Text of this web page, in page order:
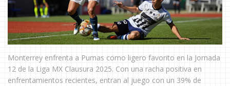
Monterrey enfrenta a Pumas como ligero favorito en la Jornada
12 de la Liga MX Clausura 2025. Con una racha positiva en
enfrentamientos recientes, entran al juego con un 39% de